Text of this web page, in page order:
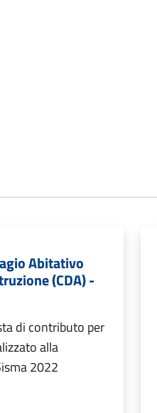
Abitativo
(CDA) -
di contributo per
alla
2022